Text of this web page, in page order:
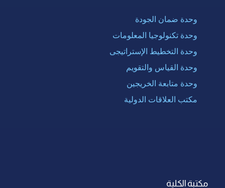
وحدة ضمان الجودة
وحدة تكنولوجيا المعلومات
وحدة التخطيط الإستراتيجى
وحدة القياس والتقويم
وحدة متابعة الخريجين
مكتب العلاقات الدولية
مكتبة الكلية